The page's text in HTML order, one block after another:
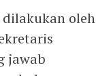
dilakukan oleh
jawab